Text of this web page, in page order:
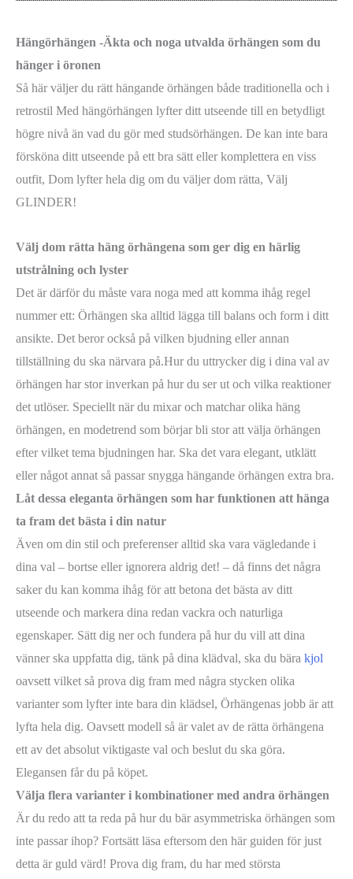
Hängörhängen -Äkta och noga utvalda örhängen som du
hänger i öronen
Så här väljer du rätt hängande örhängen både traditionella och i
retrostil Med hängörhängen lyfter ditt utseende till en betydligt
högre nivå än vad du gör med studsörhängen. De kan inte bara
försköna ditt utseende på ett bra sätt eller komplettera en viss
outfit, Dom lyfter hela dig om du väljer dom rätta, Välj
GLINDER!
Välj dom rätta häng örhängena som ger dig en härlig
utstrålning och lyster
Det är därför du måste vara noga med att komma ihåg regel
nummer ett: Örhängen ska alltid lägga till balans och form i ditt
ansikte. Det beror också på vilken bjudning eller annan
tillställning du ska närvara på.Hur du uttrycker dig i dina val av
örhängen har stor inverkan på hur du ser ut och vilka reaktioner
det utlöser. Speciellt när du mixar och matchar olika häng
örhängen, en modetrend som börjar bli stor att välja örhängen
efter vilket tema bjudningen har. Ska det vara elegant, utklätt
eller något annat så passar snygga hängande örhängen extra bra.
Låt dessa eleganta örhängen som har funktionen att hänga
ta fram det bästa i din natur
Även om din stil och preferenser alltid ska vara vägledande i
dina val – bortse eller ignorera aldrig det! – då finns det några
saker du kan komma ihåg för att betona det bästa av ditt
utseende och markera dina redan vackra och naturliga
egenskaper. Sätt dig ner och fundera på hur du vill att dina
vänner ska uppfatta dig, tänk på dina klädval, ska du bära kjol
oavsett vilket så prova dig fram med några stycken olika
varianter som lyfter inte bara din klädsel, Örhängenas jobb är att
lyfta hela dig. Oavsett modell så är valet av de rätta örhängena
ett av det absolut viktigaste val och beslut du ska göra.
Elegansen får du på köpet.
Välja flera varianter i kombinationer med andra örhängen
Är du redo att ta reda på hur du bär asymmetriska örhängen som
inte passar ihop? Fortsätt läsa eftersom den här guiden för just
detta är guld värd! Prova dig fram, du har med största